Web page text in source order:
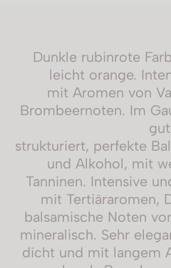
Dunkle rubinrote
leicht orange.
mit Aromen von
Brombeernoten. Im
gut
strukturiert, perfekte
und Alkohol, mit
Tanninen. Intensive
mit Tertiäraromen,
balsamische Noten
mineralisch. Sehr
dicht und mit langem